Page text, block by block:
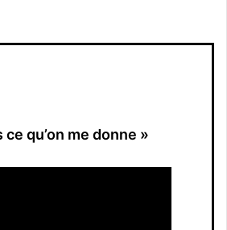
qu’on me donne »